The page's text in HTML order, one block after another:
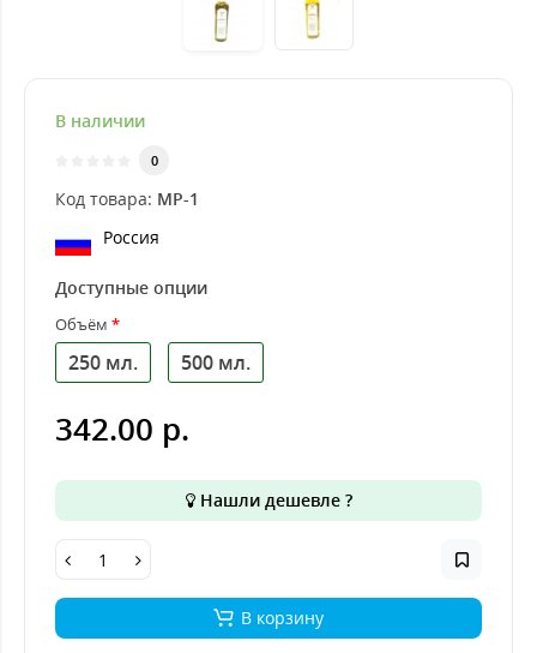
В наличии
0
Код товара: МР-1
Россия
Доступные опции
Объём
250 мл. 500 мл.
342.00 р.
Нашли дешевле ?
В корзину